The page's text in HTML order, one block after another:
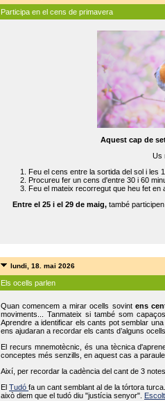
Participa en el cens de primavera
Aquest cap de
Us
Feu el cens entre la sortida del sol i les
Procureu fer un cens d'entre 30 i 60
Feu el mateix recorregut que heu fet en
Entre el 25 i el 29 de maig, també
lundi, 18. mai 2026
Els ocells parlen
Quan comencem a mirar ocells sovint ens
moviments... Tanmateix si també som
Aprendre a identificar els cants pot semblar
ens ajudaran a recordar els cants d’alguns
El recurs mnemotècnic, és una tècnica
conceptes més senzills, en aquest cas a
Així, per recordar la cadència del cant de 3
ElTudófa un cant semblant al de la tórtora
això diem que el tudó diu "justícia senyor".